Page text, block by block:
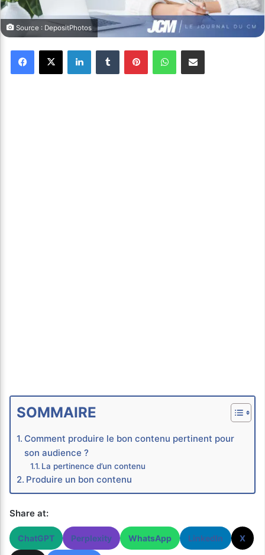
Source : DepositPhotos
SOMMAIRE
Comment produire le bon contenu pertinent pour
son audience ?
La pertinence d’un contenu
Produire un bon contenu
Share at:
ChatGPT Perplexity WhatsApp LinkedIn X